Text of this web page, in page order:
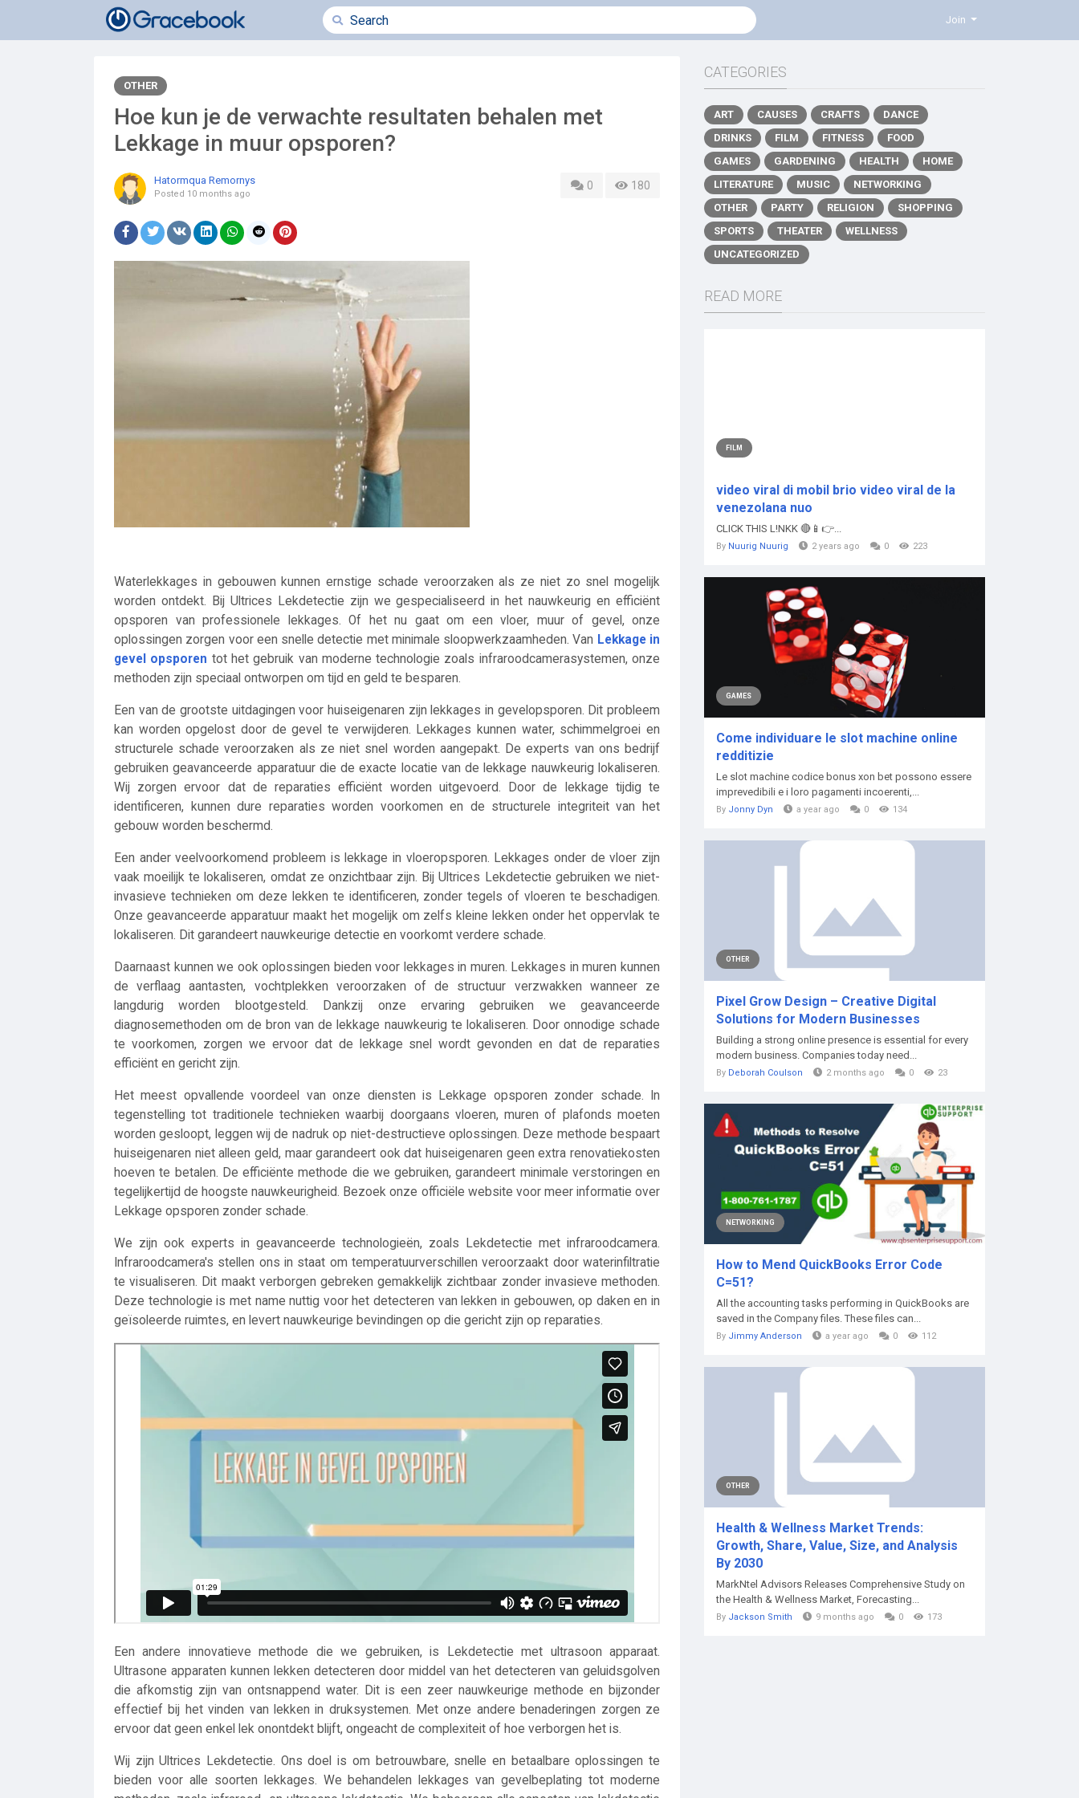
Join
OTHER
Hoe kun je de verwachte resultaten behalen met
Lekkage in muur opsporen?
Hatormqua Remornys
Posted 10 months ago
0 180
Waterlekkages in gebouwen kunnen ernstige schade veroorzaken als ze niet zo snel mogelijk
worden ontdekt. ​​Bij Ultrices Lekdetectie zijn we gespecialiseerd in het nauwkeurig en efficiënt
opsporen van professionele lekkages. Of het nu gaat om een ​​vloer, muur of gevel, onze
oplossingen zorgen voor een snelle detectie met minimale sloopwerkzaamheden. Van Lekkage in
gevel opsporen tot het gebruik van moderne technologie zoals infraroodcamerasystemen, onze
methoden zijn speciaal ontworpen om tijd en geld te besparen.
Een van de grootste uitdagingen voor huiseigenaren zijn lekkages in gevelopsporen. Dit probleem
kan worden opgelost door de gevel te verwijderen. Lekkages kunnen water, schimmelgroei en
structurele schade veroorzaken als ze niet snel worden aangepakt. De experts van ons bedrijf
gebruiken geavanceerde apparatuur die de exacte locatie van de lekkage nauwkeurig lokaliseren.
Wij zorgen ervoor dat de reparaties efficiënt worden uitgevoerd. Door de lekkage tijdig te
identificeren, kunnen dure reparaties worden voorkomen en de structurele integriteit van het
gebouw worden beschermd.
Een ander veelvoorkomend probleem is lekkage in vloeropsporen. Lekkages onder de vloer zijn
vaak moeilijk te lokaliseren, omdat ze onzichtbaar zijn. Bij Ultrices Lekdetectie gebruiken we niet-
invasieve technieken om deze lekken te identificeren, zonder tegels of vloeren te beschadigen.
Onze geavanceerde apparatuur maakt het mogelijk om zelfs kleine lekken onder het oppervlak te
lokaliseren. Dit garandeert nauwkeurige detectie en voorkomt verdere schade.
Daarnaast kunnen we ook oplossingen bieden voor lekkages in muren. Lekkages in muren kunnen
de verflaag aantasten, vochtplekken veroorzaken of de structuur verzwakken wanneer ze
langdurig worden blootgesteld. Dankzij onze ervaring gebruiken we geavanceerde
diagnosemethoden om de bron van de lekkage nauwkeurig te lokaliseren. Door onnodige schade
te voorkomen, zorgen we ervoor dat de lekkage snel wordt gevonden en dat de reparaties
efficiënt en gericht zijn.
Het meest opvallende voordeel van onze diensten is Lekkage opsporen zonder schade. In
tegenstelling tot traditionele technieken waarbij doorgaans vloeren, muren of plafonds moeten
worden gesloopt, leggen wij de nadruk op niet-destructieve oplossingen. Deze methode bespaart
huiseigenaren niet alleen geld, maar garandeert ook dat huiseigenaren geen extra renovatiekosten
hoeven te betalen. De efficiënte methode die we gebruiken, garandeert minimale verstoringen en
tegelijkertijd de hoogste nauwkeurigheid. Bezoek onze officiële website voor meer informatie over
Lekkage opsporen zonder schade.
We zijn ook experts in geavanceerde technologieën, zoals Lekdetectie met infraroodcamera.
Infraroodcamera's stellen ons in staat om temperatuurverschillen veroorzaakt door waterinfiltratie
te visualiseren. Dit maakt verborgen gebreken gemakkelijk zichtbaar zonder invasieve methoden.
Deze technologie is met name nuttig voor het detecteren van lekken in gebouwen, op daken en in
geïsoleerde ruimtes, en levert nauwkeurige bevindingen op die gericht zijn op reparaties.
Een andere innovatieve methode die we gebruiken, is Lekdetectie met ultrasoon apparaat.
Ultrasone apparaten kunnen lekken detecteren door middel van het detecteren van geluidsgolven
die afkomstig zijn van ontsnappend water. Dit is een zeer nauwkeurige methode en bijzonder
effectief bij het vinden van lekken in druksystemen. Met onze andere benaderingen zorgen ze
ervoor dat geen enkel lek onontdekt blijft, ongeacht de complexiteit of hoe verborgen het is.
Wij zijn Ultrices Lekdetectie. Ons doel is om betrouwbare, snelle en betaalbare oplossingen te
bieden voor alle soorten lekkages. We behandelen lekkages van gevelbeplating tot moderne
CATEGORIES
ART CAUSES CRAFTS
DANCE
DRINKS
FILM FITNESS
FOOD
GAMES
GARDENING HEALTH
HOME
LITERATURE
MUSIC
NETWORKING
OTHER
PARTY RELIGION
SHOPPING
SPORTS
THEATER
WELLNESS
UNCATEGORIZED
READ MORE
FILM
video viral di mobil brio video viral de la
venezolana nuo
CLICK THIS L!NKK 🔴📱👉...
By Nuurig Nuurig 2 years ago 0 223
GAMES
Come individuare le slot machine online
redditizie
Le slot machine codice bonus xon bet possono essere
imprevedibili e i loro pagamenti incoerenti,...
By Jonny Dyn a year ago 0 134
OTHER
Pixel Grow Design – Creative Digital
Solutions for Modern Businesses
Building a strong online presence is essential for every
modern business. Companies today need...
By Deborah Coulson 2 months ago 0 23
NETWORKING
How to Mend QuickBooks Error Code
C=51?
All the accounting tasks performing in QuickBooks are
saved in the Company files. These files can...
By Jimmy Anderson a year ago 0 112
OTHER
Health & Wellness Market Trends:
Growth, Share, Value, Size, and Analysis
By 2030
MarkNtel Advisors Releases Comprehensive Study on
the Health & Wellness Market, Forecasting...
By Jackson Smith 9 months ago 0 173